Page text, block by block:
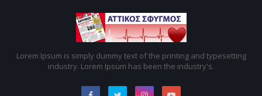
Lorem Ipsum is simply dummy text of the printing and typesetting
industry. Lorem Ipsum has been the industry's.